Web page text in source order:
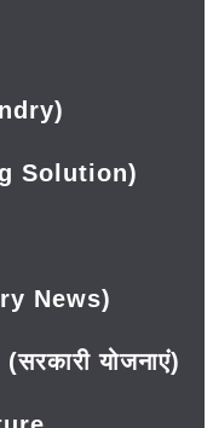
Solution)
News)
योजनाएं)